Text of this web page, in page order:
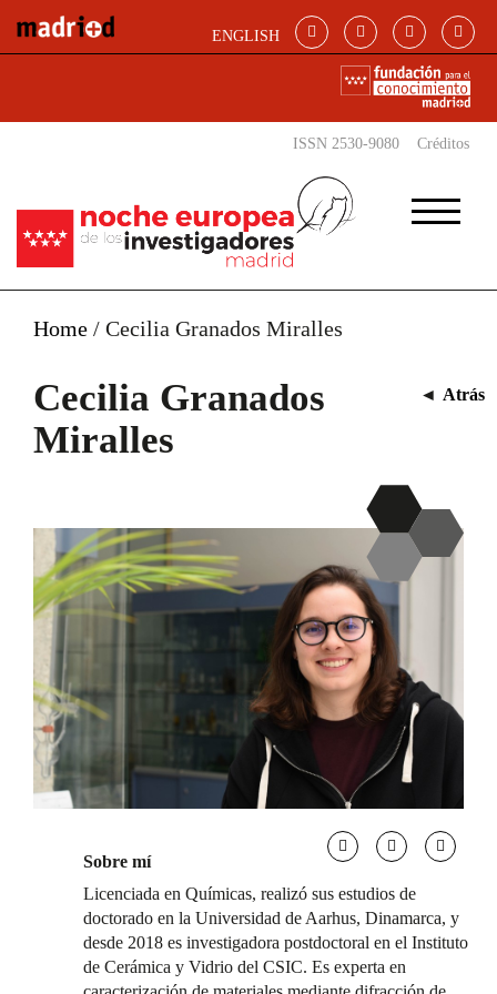
ENGLISH
ISSN 2530-9080 Créditos
Home / Cecilia Granados Miralles
Cecilia Granados
Miralles
◄ Atrás
Sobre mí
Licenciada en Químicas, realizó sus estudios de
doctorado en la Universidad de Aarhus, Dinamarca, y
desde 2018 es investigadora postdoctoral en el Instituto
de Cerámica y Vidrio del CSIC. Es experta en